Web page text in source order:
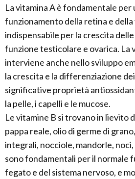
La vitamina A è fondamentale per
funzionamento della retina e della
indispensabile per la crescita delle
funzione testicolare e ovarica. La
interviene anche nello sviluppo
la crescita e la differenziazione
significative proprietà
la pelle, i capelli e le mucose.
Le vitamine B si trovano in lievito
pappa reale, olio di germe di
integrali, nocciole, mandorle,
sono fondamentali per il normale
fegato e del sistema nervoso, e